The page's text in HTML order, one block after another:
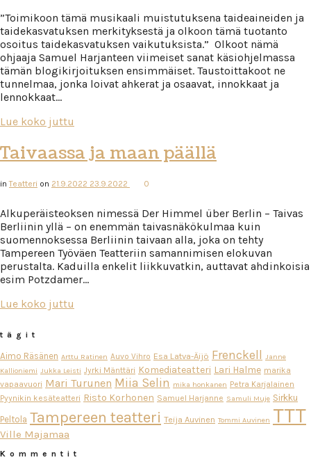
”Toimikoon tämä musikaali muistutuksena taideaineiden ja
taidekasvatuksen merkityksestä ja olkoon tämä tuotanto
osoitus taidekasvatuksen vaikutuksista.” Olkoot nämä
ohjaaja Samuel Harjanteen viimeiset sanat käsiohjelmassa
tämän blogikirjoituksen ensimmäiset. Taustoittakoot ne
tunnelmaa, jonka loivat ahkerat ja osaavat, innokkaat ja
lennokkaat…
Lue koko juttu
Taivaassa ja maan päällä
inTeatteri on 21.9.2022 23.9.2022 0
Alkuperäisteoksen nimessä Der Himmel über Berlin – Taivas
Berliinin yllä – on enemmän taivasnäkökulmaa kuin
suomennoksessa Berliinin taivaan alla, joka on tehty
Tampereen Työväen Teatteriin samannimisen elokuvan
perustalta. Kaduilla enkelit liikkuvatkin, auttavat ahdinkoisia
esim Potzdamer…
Lue koko juttu
tägit
Aimo Räsänen Arttu Ratinen Auvo Vihro Esa Latva-Äijö Frenckell Janne
Kallioniemi Jukka Leisti Jyrki Mänttäri Komediateatteri Lari Halme marika
vapaavuori Mari Turunen Miia Selin mika honkanen Petra Karjalainen
Pyynikin kesäteatteri Risto Korhonen Samuel Harjanne Samuli Muje Sirkku
Peltola Tampereen teatteri Teija Auvinen Tommi Auvinen TTT
Ville Majamaa
Kommentit